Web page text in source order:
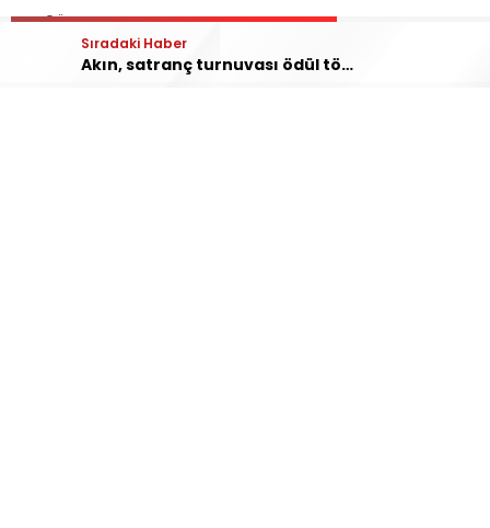
Sıradaki Haber
Akın, satranç turnuvası ödül törenine katıldı
Gönen
Manyas